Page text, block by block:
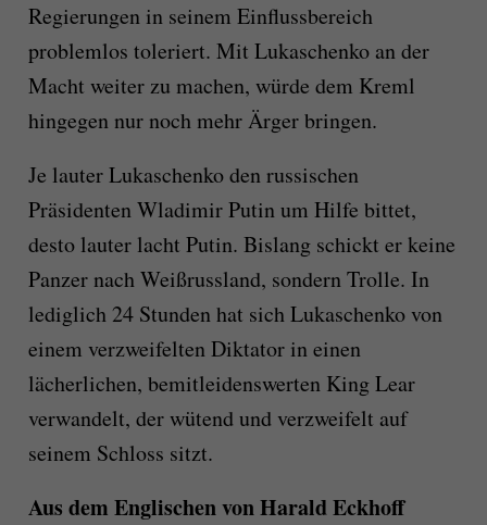
Regierungen in seinem Einflussbereich
problemlos toleriert. Mit Lukaschenko an der
Macht weiter zu machen, würde dem Kreml
hingegen nur noch mehr Ärger bringen.
Je lauter Lukaschenko den russischen
Präsidenten Wladimir Putin um Hilfe bittet,
desto lauter lacht Putin. Bislang schickt er keine
Panzer nach Weißrussland, sondern Trolle. In
lediglich 24 Stunden hat sich Lukaschenko von
einem verzweifelten Diktator in einen
lächerlichen, bemitleidenswerten King Lear
verwandelt, der wütend und verzweifelt auf
seinem Schloss sitzt.
Aus dem Englischen von Harald Eckhoff